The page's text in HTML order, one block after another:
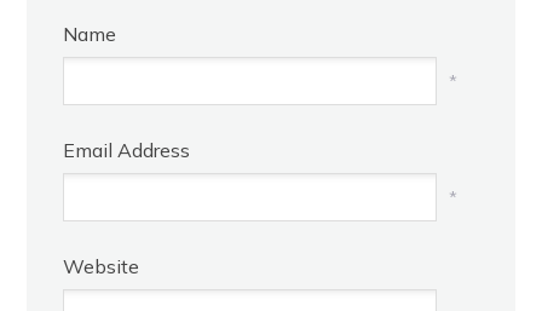
Name
*
Email Address
*
Website